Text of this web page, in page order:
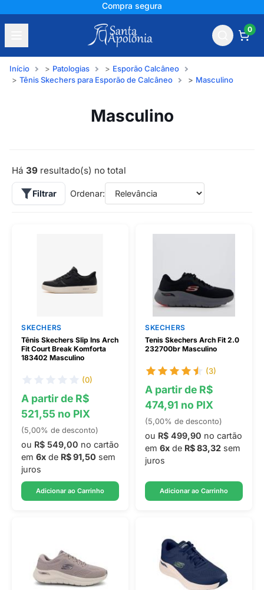
+150 mil avaliações
0
Início Patologias
Esporão Calcâneo
Tênis Skechers para Esporão de Calcâneo
Masculino
Masculino
Há 39 resultado(s) no total
Filtrar Ordenar:
SKECHERS
Tênis Skechers Slip Ins Arch
Fit Court Break Komforta
183402 Masculino
(0)
A partir de R$
521,55 no PIX
(5,00% de desconto)
ou R$ 549,00 no cartão
em 6x de R$ 91,50 sem
juros
Adicionar ao Carrinho
SKECHERS
Tenis Skechers Arch Fit 2.0
232700br Masculino
(3)
A partir de R$
474,91 no PIX
(5,00% de desconto)
ou R$ 499,90 no cartão
em 6x de R$ 83,32 sem
juros
Adicionar ao Carrinho